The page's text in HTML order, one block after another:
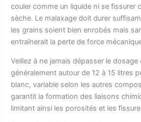
couler comme un liquide ni se fissurer
sèche. Le malaxage doit durer
les grains soient bien enrobés mais
entraînerait la perte de force
Veillez à ne jamais dépasser le dosage
généralement autour de 12 à 15 litres
blanc, variable selon les autres
garantit la formation des liaisons
limitant ainsi les porosités et les